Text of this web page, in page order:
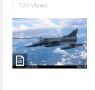
734 Views